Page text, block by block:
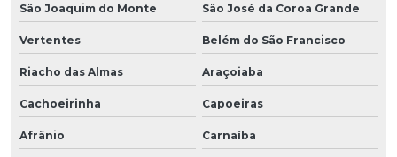
São Joaquim do Monte São José da Coroa Grande
Vertentes Belém do São Francisco
Riacho das Almas Araçoiaba
Cachoeirinha Capoeiras
Afrânio Carnaíba